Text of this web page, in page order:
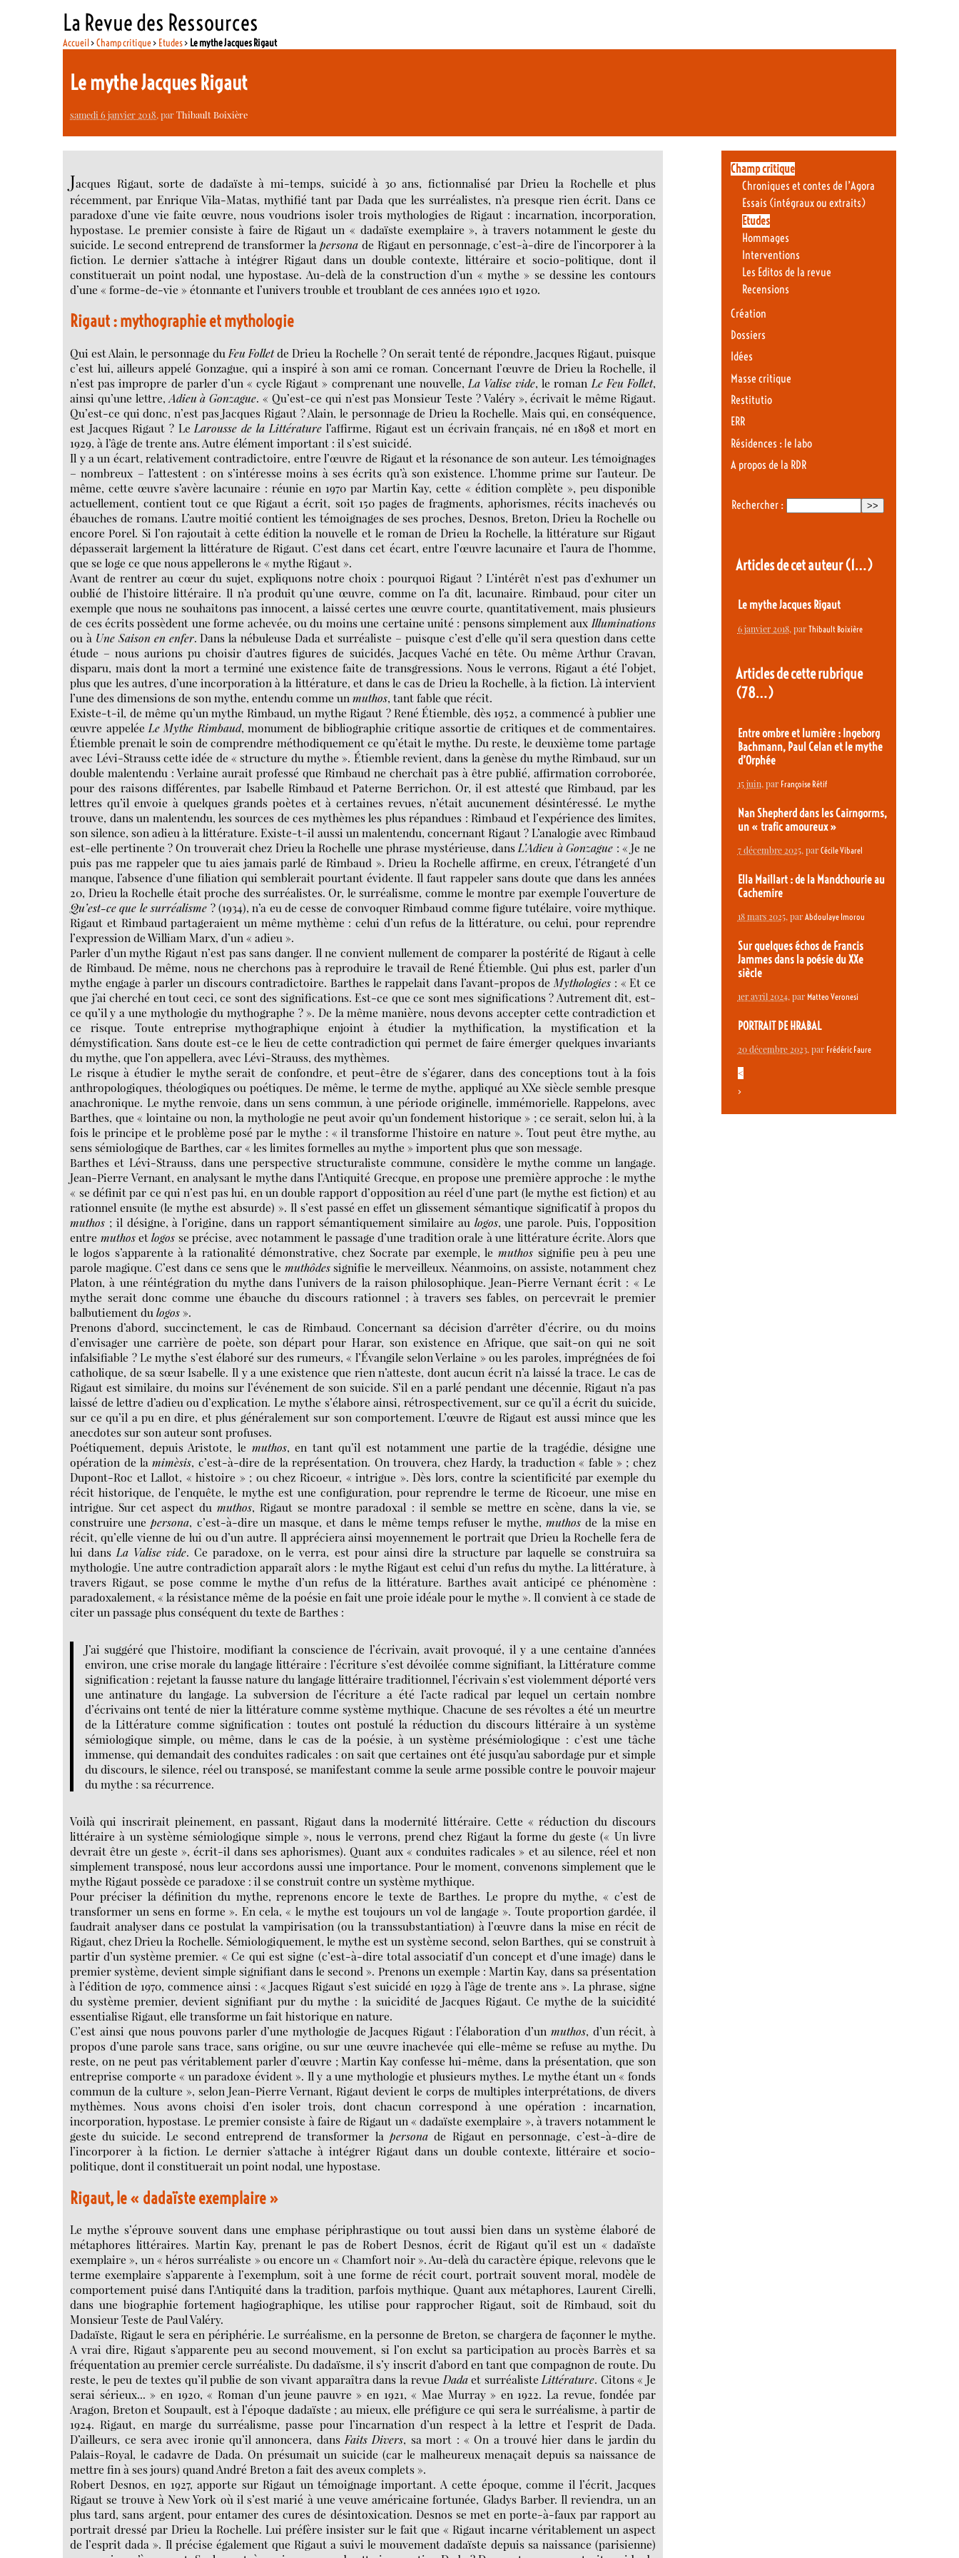
La Revue des Ressources
Accueil>Champ critique> Etudes> Le mythe Jacques Rigaut
Le mythe Jacques Rigaut
samedi 6 janvier 2018, parThibault Boixière
Jacques Rigaut, sorte de dadaïste à mi-temps, suicidé à 30 ans, fictionnalisé par Drieu la Rochelle et plus
récemment, par Enrique Vila-Matas, mythifié tant par Dada que les surréalistes, n’a presque rien écrit. Dans ce
paradoxe d’une vie faite œuvre, nous voudrions isoler trois mythologies de Rigaut : incarnation, incorporation,
hypostase. Le premier consiste à faire de Rigaut un « dadaïste exemplaire », à travers notamment le geste du
suicide. Le second entreprend de transformer lapersona de Rigaut en personnage, c’est-à-dire de l’incorporer à la
fiction. Le dernier s’attache à intégrer Rigaut dans un double contexte, littéraire et socio-politique, dont il
constituerait un point nodal, une hypostase. Au-delà de la construction d’un « mythe » se dessine les contours
d’une « forme-de-vie » étonnante et l’univers trouble et troublant de ces années 1910 et 1920.
Rigaut : mythographie et mythologie
Qui est Alain, le personnage du Feu Folletde Drieu la Rochelle ? On serait tenté de répondre, Jacques Rigaut, puisque
c’est lui, ailleurs appelé Gonzague, qui a inspiré à son ami ce roman. Concernant l’œuvre de Drieu la Rochelle, il
n’est pas impropre de parler d’un « cycle Rigaut » comprenant une nouvelle, La Valise vide, le roman Le Feu Follet,
ainsi qu’une lettre, Adieu à Gonzague. « Qu’est-ce qui n’est pas Monsieur Teste ? Valéry », écrivait le même Rigaut.
Qu’est-ce qui donc, n’est pas Jacques Rigaut ? Alain, le personnage de Drieu la Rochelle. Mais qui, en conséquence,
est Jacques Rigaut ? Le Larousse de la Littératurel’affirme, Rigaut est un écrivain français, né en 1898 et mort en
1929, à l’âge de trente ans. Autre élément important : il s’est suicidé.
Il y a un écart, relativement contradictoire, entre l’œuvre de Rigaut et la résonance de son auteur. Les témoignages
– nombreux – l’attestent : on s’intéresse moins à ses écrits qu’à son existence. L’homme prime sur l’auteur. De
même, cette œuvre s’avère lacunaire : réunie en 1970 par Martin Kay, cette « édition complète », peu disponible
actuellement, contient tout ce que Rigaut a écrit, soit 150 pages de fragments, aphorismes, récits inachevés ou
ébauches de romans. L’autre moitié contient les témoignages de ses proches, Desnos, Breton, Drieu la Rochelle ou
encore Porel. Si l’on rajoutait à cette édition la nouvelle et le roman de Drieu la Rochelle, la littérature sur Rigaut
dépasserait largement la littérature de Rigaut. C’est dans cet écart, entre l’œuvre lacunaire et l’aura de l’homme,
que se loge ce que nous appellerons le « mythe Rigaut ».
Avant de rentrer au cœur du sujet, expliquons notre choix : pourquoi Rigaut ? L’intérêt n’est pas d’exhumer un
oublié de l’histoire littéraire. Il n’a produit qu’une œuvre, comme on l’a dit, lacunaire. Rimbaud, pour citer un
exemple que nous ne souhaitons pas innocent, a laissé certes une œuvre courte, quantitativement, mais plusieurs
de ces écrits possèdent une forme achevée, ou du moins une certaine unité : pensons simplement aux Illuminations
ou à Une Saison en enfer. Dans la nébuleuse Dada et surréaliste – puisque c’est d’elle qu’il sera question dans cette
étude – nous aurions pu choisir d’autres figures de suicidés, Jacques Vaché en tête. Ou même Arthur Cravan,
disparu, mais dont la mort a terminé une existence faite de transgressions. Nous le verrons, Rigaut a été l’objet,
plus que les autres, d’une incorporation à la littérature, et dans le cas de Drieu la Rochelle, à la fiction. Là intervient
l’une des dimensions de son mythe, entendu comme unmuthos, tant fable que récit.
Existe-t-il, de même qu’un mythe Rimbaud, un mythe Rigaut ? René Étiemble, dès 1952, a commencé à publier une
œuvre appelée Le Mythe Rimbaud, monument de bibliographie critique assortie de critiques et de commentaires.
Étiemble prenait le soin de comprendre méthodiquement ce qu’était le mythe. Du reste, le deuxième tome partage
avec Lévi-Strauss cette idée de « structure du mythe ». Étiemble revient, dans la genèse du mythe Rimbaud, sur un
double malentendu : Verlaine aurait professé que Rimbaud ne cherchait pas à être publié, affirmation corroborée,
pour des raisons différentes, par Isabelle Rimbaud et Paterne Berrichon. Or, il est attesté que Rimbaud, par les
lettres qu’il envoie à quelques grands poètes et à certaines revues, n’était aucunement désintéressé. Le mythe
trouve, dans un malentendu, les sources de ces mythèmes les plus répandues : Rimbaud et l’expérience des limites,
son silence, son adieu à la littérature. Existe-t-il aussi un malentendu, concernant Rigaut ? L’analogie avec Rimbaud
est-elle pertinente ? On trouverait chez Drieu la Rochelle une phrase mystérieuse, dans L’Adieu à Gonzague : « Je ne
puis pas me rappeler que tu aies jamais parlé de Rimbaud ». Drieu la Rochelle affirme, en creux, l’étrangeté d’un
manque, l’absence d’une filiation qui semblerait pourtant évidente. Il faut rappeler sans doute que dans les années
20, Drieu la Rochelle était proche des surréalistes. Or, le surréalisme, comme le montre par exemple l’ouverture de
Qu’est-ce que le surréalisme ? (1934), n’a eu de cesse de convoquer Rimbaud comme figure tutélaire, voire mythique.
Rigaut et Rimbaud partageraient un même mythème : celui d’un refus de la littérature, ou celui, pour reprendre
l’expression de William Marx, d’un « adieu ».
Parler d’un mythe Rigaut n’est pas sans danger. Il ne convient nullement de comparer la postérité de Rigaut à celle
de Rimbaud. De même, nous ne cherchons pas à reproduire le travail de René Étiemble. Qui plus est, parler d’un
mythe engage à parler un discours contradictoire. Barthes le rappelait dans l’avant-propos de Mythologies : « Et ce
que j’ai cherché en tout ceci, ce sont des significations. Est-ce que ce sont mes significations ? Autrement dit, est-
ce qu’il y a une mythologie du mythographe ? ». De la même manière, nous devons accepter cette contradiction et
ce risque. Toute entreprise mythographique enjoint à étudier la mythification, la mystification et la
démystification. Sans doute est-ce le lieu de cette contradiction qui permet de faire émerger quelques invariants
du mythe, que l’on appellera, avec Lévi-Strauss, des mythèmes.
Le risque à étudier le mythe serait de confondre, et peut-être de s’égarer, dans des conceptions tout à la fois
anthropologiques, théologiques ou poétiques. De même, le terme de mythe, appliqué au XXe siècle semble presque
anachronique. Le mythe renvoie, dans un sens commun, à une période originelle, immémorielle. Rappelons, avec
Barthes, que « lointaine ou non, la mythologie ne peut avoir qu’un fondement historique » ; ce serait, selon lui, à la
fois le principe et le problème posé par le mythe : « il transforme l’histoire en nature ». Tout peut être mythe, au
sens sémiologique de Barthes, car « les limites formelles au mythe » importent plus que son message.
Barthes et Lévi-Strauss, dans une perspective structuraliste commune, considère le mythe comme un langage.
Jean-Pierre Vernant, en analysant le mythe dans l’Antiquité Grecque, en propose une première approche : le mythe
« se définit par ce qui n’est pas lui, en un double rapport d’opposition au réel d’une part (le mythe est fiction) et au
rationnel ensuite (le mythe est absurde) ». Il s’est passé en effet un glissement sémantique significatif à propos du
muthos ; il désigne, à l’origine, dans un rapport sémantiquement similaire au logos, une parole. Puis, l’opposition
entre muthosetlogos se précise, avec notamment le passage d’une tradition orale à une littérature écrite. Alors que
le logos s’apparente à la rationalité démonstrative, chez Socrate par exemple, lemuthos signifie peu à peu une
parole magique. C’est dans ce sens que le muthôdessignifie le merveilleux. Néanmoins, on assiste, notamment chez
Platon, à une réintégration du mythe dans l’univers de la raison philosophique. Jean-Pierre Vernant écrit : « Le
mythe serait donc comme une ébauche du discours rationnel ; à travers ses fables, on percevrait le premier
balbutiement dulogos ».
Prenons d’abord, succinctement, le cas de Rimbaud. Concernant sa décision d’arrêter d’écrire, ou du moins
d’envisager une carrière de poète, son départ pour Harar, son existence en Afrique, que sait-on qui ne soit
infalsifiable ? Le mythe s’est élaboré sur des rumeurs, « l’Évangile selon Verlaine » ou les paroles, imprégnées de foi
catholique, de sa sœur Isabelle. Il y a une existence que rien n’atteste, dont aucun écrit n’a laissé la trace. Le cas de
Rigaut est similaire, du moins sur l’événement de son suicide. S’il en a parlé pendant une décennie, Rigaut n’a pas
laissé de lettre d’adieu ou d’explication. Le mythe s’élabore ainsi, rétrospectivement, sur ce qu’il a écrit du suicide,
sur ce qu’il a pu en dire, et plus généralement sur son comportement. L’œuvre de Rigaut est aussi mince que les
anecdotes sur son auteur sont profuses.
Poétiquement, depuis Aristote, le muthos, en tant qu’il est notamment une partie de la tragédie, désigne une
opération de lamimèsis, c’est-à-dire de la représentation. On trouvera, chez Hardy, la traduction « fable » ; chez
Dupont-Roc et Lallot, « histoire » ; ou chez Ricoeur, « intrigue ». Dès lors, contre la scientificité par exemple du
récit historique, de l’enquête, le mythe est une configuration, pour reprendre le terme de Ricoeur, une mise en
intrigue. Sur cet aspect dumuthos, Rigaut se montre paradoxal : il semble se mettre en scène, dans la vie, se
construire unepersona, c’est-à-dire un masque, et dans le même temps refuser le mythe,muthos de la mise en
récit, qu’elle vienne de lui ou d’un autre. Il appréciera ainsi moyennement le portrait que Drieu la Rochelle fera de
lui dans La Valise vide. Ce paradoxe, on le verra, est pour ainsi dire la structure par laquelle se construira sa
mythologie. Une autre contradiction apparaît alors : le mythe Rigaut est celui d’un refus du mythe. La littérature, à
travers Rigaut, se pose comme le mythe d’un refus de la littérature. Barthes avait anticipé ce phénomène :
paradoxalement, « la résistance même de la poésie en fait une proie idéale pour le mythe ». Il convient à ce stade de
citer un passage plus conséquent du texte de Barthes :
J’ai suggéré que l’histoire, modifiant la conscience de l’écrivain, avait provoqué, il y a une centaine d’années
environ, une crise morale du langage littéraire : l’écriture s’est dévoilée comme signifiant, la Littérature comme
signification : rejetant la fausse nature du langage littéraire traditionnel, l’écrivain s’est violemment déporté vers
une antinature du langage. La subversion de l’écriture a été l’acte radical par lequel un certain nombre
d’écrivains ont tenté de nier la littérature comme système mythique. Chacune de ses révoltes a été un meurtre
de la Littérature comme signification : toutes ont postulé la réduction du discours littéraire à un système
sémiologique simple, ou même, dans le cas de la poésie, à un système présémiologique : c’est une tâche
immense, qui demandait des conduites radicales : on sait que certaines ont été jusqu’au sabordage pur et simple
du discours, le silence, réel ou transposé, se manifestant comme la seule arme possible contre le pouvoir majeur
du mythe : sa récurrence.
Voilà qui inscrirait pleinement, en passant, Rigaut dans la modernité littéraire. Cette « réduction du discours
littéraire à un système sémiologique simple », nous le verrons, prend chez Rigaut la forme du geste (« Un livre
devrait être un geste », écrit-il dans ses aphorismes). Quant aux « conduites radicales » et au silence, réel et non
simplement transposé, nous leur accordons aussi une importance. Pour le moment, convenons simplement que le
mythe Rigaut possède ce paradoxe : il se construit contre un système mythique.
Pour préciser la définition du mythe, reprenons encore le texte de Barthes. Le propre du mythe, « c’est de
transformer un sens en forme ». En cela, « le mythe est toujours un vol de langage ». Toute proportion gardée, il
faudrait analyser dans ce postulat la vampirisation (ou la transsubstantiation) à l’œuvre dans la mise en récit de
Rigaut, chez Drieu la Rochelle. Sémiologiquement, le mythe est un système second, selon Barthes, qui se construit à
partir d’un système premier. « Ce qui est signe (c’est-à-dire total associatif d’un concept et d’une image) dans le
premier système, devient simple signifiant dans le second ». Prenons un exemple : Martin Kay, dans sa présentation
à l’édition de 1970, commence ainsi : « Jacques Rigaut s’est suicidé en 1929 à l’âge de trente ans ». La phrase, signe
du système premier, devient signifiant pur du mythe : la suicidité de Jacques Rigaut. Ce mythe de la suicidité
essentialise Rigaut, elle transforme un fait historique en nature.
C’est ainsi que nous pouvons parler d’une mythologie de Jacques Rigaut : l’élaboration d’un muthos, d’un récit, à
propos d’une parole sans trace, sans origine, ou sur une œuvre inachevée qui elle-même se refuse au mythe. Du
reste, on ne peut pas véritablement parler d’œuvre ; Martin Kay confesse lui-même, dans la présentation, que son
entreprise comporte « un paradoxe évident ». Il y a une mythologie et plusieurs mythes. Le mythe étant un « fonds
commun de la culture », selon Jean-Pierre Vernant, Rigaut devient le corps de multiples interprétations, de divers
mythèmes. Nous avons choisi d’en isoler trois, dont chacun correspond à une opération : incarnation,
incorporation, hypostase. Le premier consiste à faire de Rigaut un « dadaïste exemplaire », à travers notamment le
geste du suicide. Le second entreprend de transformer la persona de Rigaut en personnage, c’est-à-dire de
l’incorporer à la fiction. Le dernier s’attache à intégrer Rigaut dans un double contexte, littéraire et socio-
politique, dont il constituerait un point nodal, une hypostase.
Rigaut, le « dadaïste exemplaire »
Le mythe s’éprouve souvent dans une emphase périphrastique ou tout aussi bien dans un système élaboré de
métaphores littéraires. Martin Kay, prenant le pas de Robert Desnos, écrit de Rigaut qu’il est un « dadaïste
exemplaire », un « héros surréaliste » ou encore un « Chamfort noir ». Au-delà du caractère épique, relevons que le
terme exemplaire s’apparente à l’exemplum, soit à une forme de récit court, portrait souvent moral, modèle de
comportement puisé dans l’Antiquité dans la tradition, parfois mythique. Quant aux métaphores, Laurent Cirelli,
dans une biographie fortement hagiographique, les utilise pour rapprocher Rigaut, soit de Rimbaud, soit du
Monsieur Teste de Paul Valéry.
Dadaïste, Rigaut le sera en périphérie. Le surréalisme, en la personne de Breton, se chargera de façonner le mythe.
A vrai dire, Rigaut s’apparente peu au second mouvement, si l’on exclut sa participation au procès Barrès et sa
fréquentation au premier cercle surréaliste. Du dadaïsme, il s’y inscrit d’abord en tant que compagnon de route. Du
reste, le peu de textes qu’il publie de son vivant apparaîtra dans la revueDadaet surréalisteLittérature. Citons « Je
serai sérieux... » en 1920, « Roman d’un jeune pauvre » en 1921, « Mae Murray » en 1922. La revue, fondée par
Aragon, Breton et Soupault, est à l’époque dadaïste ; au mieux, elle préfigure ce qui sera le surréalisme, à partir de
1924. Rigaut, en marge du surréalisme, passe pour l’incarnation d’un respect à la lettre et l’esprit de Dada.
D’ailleurs, ce sera avec ironie qu’il annoncera, dansFaits Divers, sa mort : « On a trouvé hier dans le jardin du
Palais-Royal, le cadavre de Dada. On présumait un suicide (car le malheureux menaçait depuis sa naissance de
mettre fin à ses jours) quand André Breton a fait des aveux complets ».
Robert Desnos, en 1927, apporte sur Rigaut un témoignage important. A cette époque, comme il l’écrit, Jacques
Rigaut se trouve à New York où il s’est marié à une veuve américaine fortunée, Gladys Barber. Il reviendra, un an
plus tard, sans argent, pour entamer des cures de désintoxication. Desnos se met en porte-à-faux par rapport au
portrait dressé par Drieu la Rochelle. Lui préfère insister sur le fait que « Rigaut incarne véritablement un aspect
de l’esprit dada ». Il précise également que Rigaut a suivi le mouvement dadaïste depuis sa naissance (parisienne)
Champ critique
Chroniques et contes de l’Agora
Essais (intégraux ou extraits)
Etudes
Hommages
Interventions
Les Editos de la revue
Recensions
Création
Dossiers
Idées
Masse critique
Restitutio
ERR
Résidences : le labo
A propos de la RDR
Rechercher :
Articles de cet auteur(1…)
Le mythe Jacques Rigaut
6 janvier 2018, par Thibault Boixière
Articles de cette rubrique
(78…)
Entre ombre et lumière : Ingeborg
Bachmann, Paul Celan et le mythe
d’Orphée
15 juin, par Françoise Rétif
Nan Shepherd dans les Cairngorms,
un « trafic amoureux »
7 décembre 2025, par Cécile Vibarel
Ella Maillart : de la Mandchourie au
Cachemire
18 mars 2025, par Abdoulaye Imorou
Sur quelques échos de Francis
Jammes dans la poésie du XXe
siècle
1er avril 2024, par Matteo Veronesi
PORTRAIT DE HRABAL
20 décembre 2023, par Frédéric Faure
<
>